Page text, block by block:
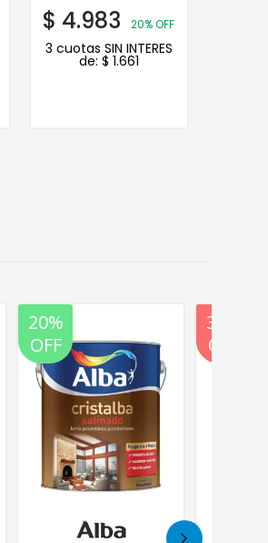
$ 4.983 20% OFF
3 cuotas SIN INTERES
de: $ 1.661
20%
OFF
35%
OFF
20%
OFF